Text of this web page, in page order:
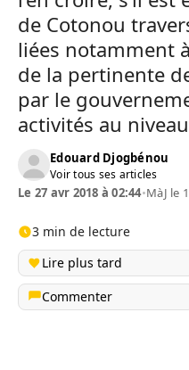
de Cotonou
liées notamment
de la pertinente
par le
activités au
Edouard Djogbénou
Voir tous ses articles
Le 27 avr 2018 à 02:44•MàJ le
3 min de lecture
Lire plus tard
Commenter